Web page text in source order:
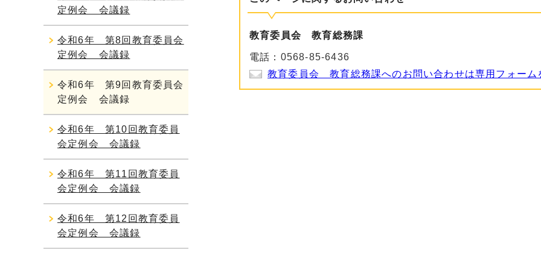
教育委員会 教育総務課
電話： 0568-85-6436
教育委員会 教育総務課へのお問い合わせは専用フォーム
定例会 会議録
令和6年 第8回教育委員会
定例会 会議録
令和6年 第9回教育委員会
定例会 会議録
令和6年 第10回教育委員
会定例会 会議録
令和6年 第11回教育委員
会定例会 会議録
令和6年 第12回教育委員
会定例会 会議録